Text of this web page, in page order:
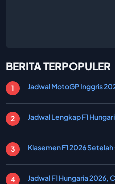
BERITA TERPOPULER
Jadwal MotoGP Inggris
Jadwal Lengkap F1
Klasemen F1 2026
Jadwal F1 Hungaria 2026,